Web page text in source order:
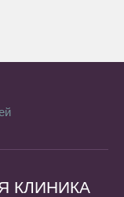
КЛИНИКА